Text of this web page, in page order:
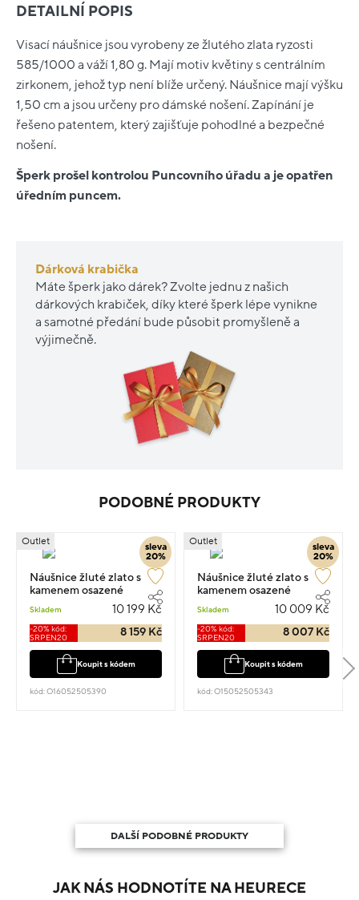
DETAILNÍ POPIS
Visací náušnice jsou vyrobeny ze žlutého zlata ryzosti
585/1000 a váží 1,80 g. Mají motiv květiny s centrálním
zirkonem, jehož typ není blíže určený. Náušnice mají výšku
1,50 cm a jsou určeny pro dámské nošení. Zapínání je
řešeno patentem, který zajišťuje pohodlné a bezpečné
nošení.
Šperk prošel kontrolou Puncovního úřadu a je opatřen
úředním puncem.
Dárková krabička
Máte šperk jako dárek? Zvolte jednu z našich
dárkových krabiček, díky které šperk lépe vynikne
a samotné předání bude působit promyšleně a
výjimečně.
PODOBNÉ PRODUKTY
sleva
20%
Outlet
Náušnice žluté zlato s
kamenem osazené
zirkony visací 1.6cm 2.7g
Skladem 10 199 Kč
-20% kód:
SRPEN20
8 159 Kč
Koupit s kódem
kód: O16052505390
sleva
20%
Outlet
Náušnice žluté zlato s
kamenem osazené
zirkony visací 1.2cm 2.65g
Skladem 10 009 Kč
-20% kód:
SRPEN20
8 007 Kč
Koupit s kódem
kód: O15052505343
DALŠÍ PODOBNÉ PRODUKTY
JAK NÁS HODNOTÍTE NA HEURECE